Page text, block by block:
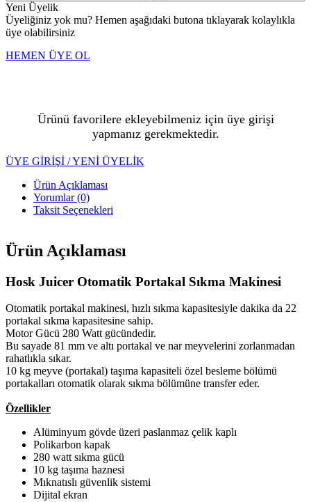
Yeni Üyelik
Üyeliğiniz yok mu? Hemen aşağıdaki butona tıklayarak kolaylıkla
üye olabilirsiniz
HEMEN ÜYE OL
Ürünü favorilere ekleyebilmeniz için üye girişi
yapmanız gerekmektedir.
ÜYE GİRİŞİ / YENİ ÜYELİK
Ürün Açıklaması
Yorumlar (0)
Taksit Seçenekleri
Ürün Açıklaması
Hosk Juicer Otomatik Portakal Sıkma Makinesi
Otomatik portakal makinesi, hızlı sıkma kapasitesiyle dakika da 22
portakal sıkma kapasitesine sahip.
Motor Gücü 280 Watt gücündedir.
Bu sayade 81 mm ve altı portakal ve nar meyvelerini zorlanmadan
rahatlıkla sıkar.
10 kg meyve (portakal) taşıma kapasiteli özel besleme bölümü
portakalları otomatik olarak sıkma bölümüne transfer eder.
Özellikler
Alüminyum gövde üzeri paslanmaz çelik kaplı
Polikarbon kapak
280 watt sıkma gücü
10 kg taşıma haznesi
Mıknatıslı güvenlik sistemi
Dijital ekran